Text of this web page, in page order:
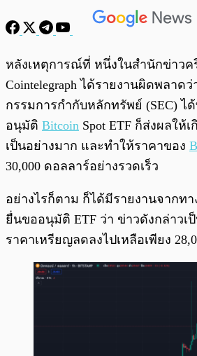
หลังเหตุการณ์ที่ หนึ่งในสำนักข่าวค
Cointelegraph ได้รายงานผิดพลาด
กรรมการกำกับหลักทรัพย์ (SEC) ไ
อนุมัติ Bitcoin Spot ETF ก็ส่งผลให้
เป็นอย่างมาก และทำให้ราคาของ
30,000 ดอลลาร์อย่างรวดเร็ว
อย่างไรก็ตาม ก็ได้มีรายงานจากทา
ยื่นขออนุมัติ ETF ว่า ข่าวดังกล่าวเ
ราคาเหรียญลดลงไปเหลือเพียง